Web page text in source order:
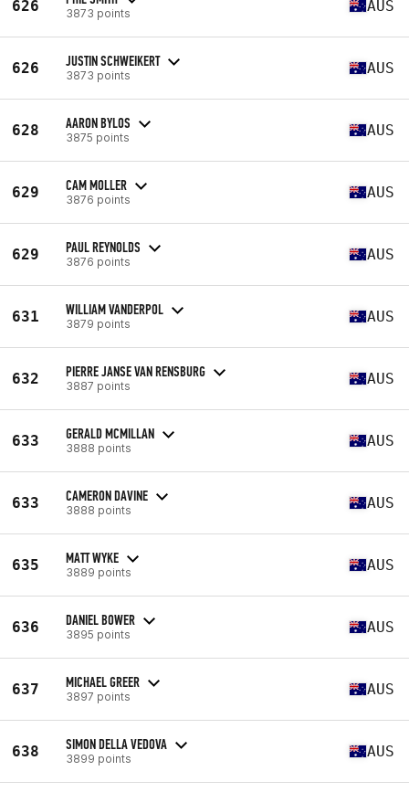
626 3873 points AUS
626 JUSTIN SCHWEIKERT
3873 points AUS
628 AARON BYLOS
3875 points AUS
629 CAM MOLLER
3876 points AUS
629 PAUL REYNOLDS
3876 points AUS
631 WILLIAM VANDERPOL
3879 points AUS
632 PIERRE JANSE VAN RENSBURG
3887 points AUS
633 GERALD MCMILLAN
3888 points AUS
633 CAMERON DAVINE
3888 points AUS
635 MATT WYKE
3889 points AUS
636 DANIEL BOWER
3895 points AUS
637 MICHAEL GREER
3897 points AUS
638 SIMON DELLA VEDOVA
3899 points AUS